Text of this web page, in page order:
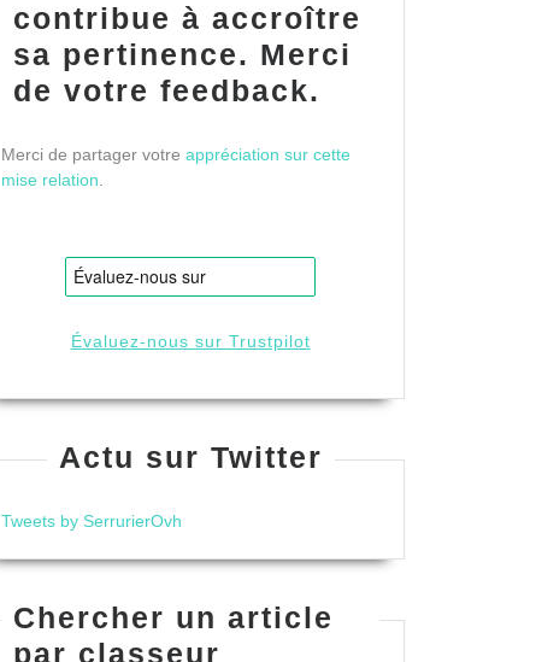
contribue à accroître
sa pertinence. Merci
de votre feedback.
Merci de partager votre appréciation sur cette
mise relation
Évaluez-nous sur Trustpilot
Actu sur Twitter
Tweets by SerrurierOvh
Chercher un article
par classeur